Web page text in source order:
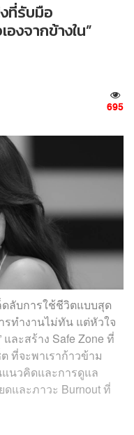
ที่รับมือ
งจากข้างใน”
695
ดลับการใช้ชีวิตแบบสุด
รทำงานไม่ทัน แต่หัวใจ
ละสร้าง Safe Zone ที่
ที่จะพาเราก้าวข้าม
แนวคิดและการดูแล
และภาวะ Burnout ที่